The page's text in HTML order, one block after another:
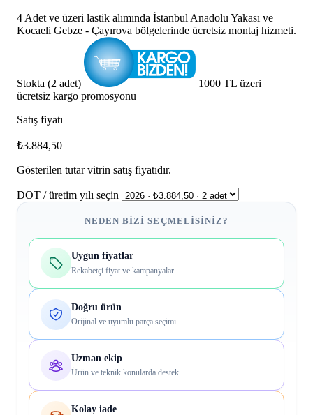
4 Adet ve üzeri lastik alımında İstanbul Anadolu Yakası ve
Kocaeli Gebze - Çayırova bölgelerinde ücretsiz montaj hizmeti.
Stokta (2 adet)
1000 TL üzeri
ücretsiz kargo promosyonu
Satış fiyatı
₺3.884,50
Gösterilen tutar vitrin satış fiyatıdır.
DOT / üretim yılı seçin
NEDEN BIZI SEÇMELISINIZ?
Uygun fiyatlar
Rekabetçi fiyat ve kampanyalar
Doğru ürün
Orijinal ve uyumlu parça seçimi
Uzman ekip
Ürün ve teknik konularda destek
Kolay iade